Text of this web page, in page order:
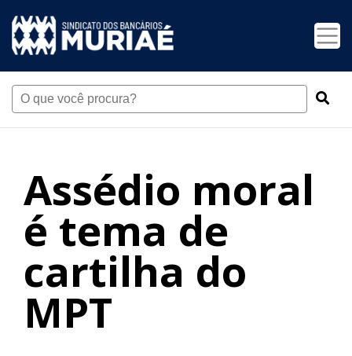
Assédio moral
é tema de
cartilha do
MPT